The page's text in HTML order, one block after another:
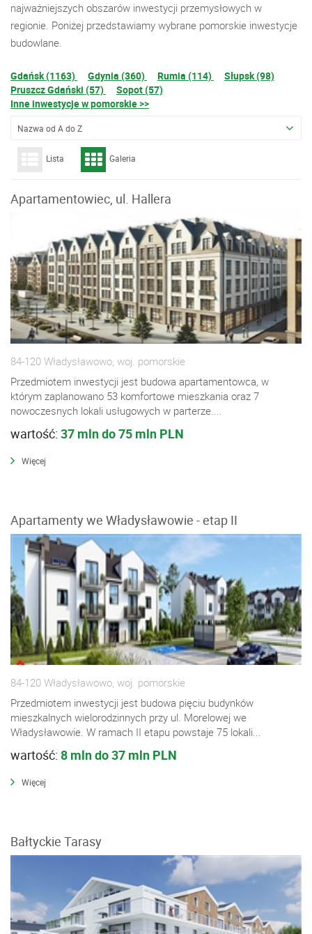
najważniejszych obszarów inwestycji przemysłowych w
regionie. Poniżej przedstawiamy wybrane pomorskie inwestycje
budowlane.
Gdańsk (1163) Gdynia (360) Rumia (114)
Słupsk (98)
Pruszcz Gdański (57)
Sopot (57)
Inne inwestycje w pomorskie >>
Nazwa od A do Z
Lista Galeria
Apartamentowiec, ul. Hallera
84-120 Władysławowo, woj. pomorskie
Przedmiotem inwestycji jest budowa apartamentowca, w
którym zaplanowano 53 komfortowe mieszkania oraz 7
nowoczesnych lokali usługowych w parterze....
wartość: 37 mln do 75 mln PLN
Więcej
Apartamenty we Władysławowie - etap II
84-120 Władysławowo, woj. pomorskie
Przedmiotem inwestycji jest budowa pięciu budynków
mieszkalnych wielorodzinnych przy ul. Morelowej we
Władysławowie. W ramach II etapu powstaje 75 lokali...
wartość: 8 mln do 37 mln PLN
Więcej
Bałtyckie Tarasy